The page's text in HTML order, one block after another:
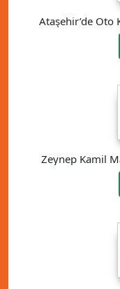
Ataşehir’de
Zeynep Kamil